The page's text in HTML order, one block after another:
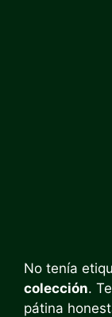
No tenía
colección.
pátina